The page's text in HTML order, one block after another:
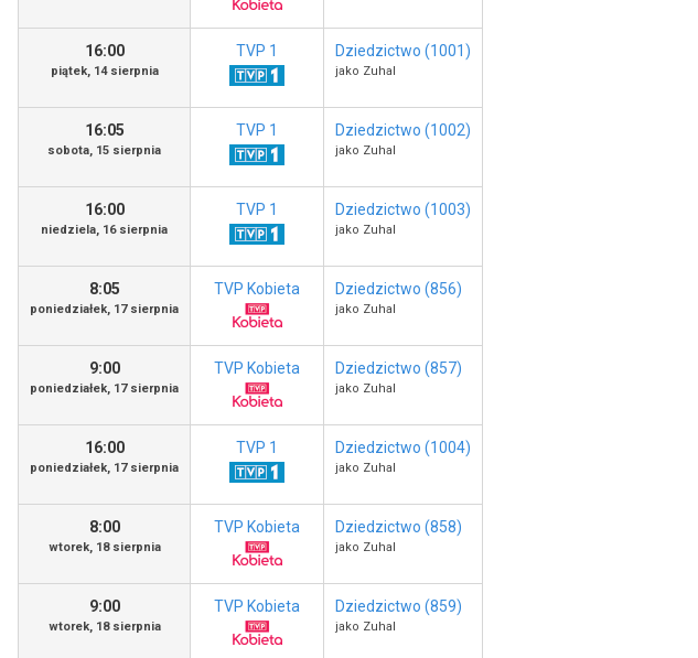
16:00
piątek, 14 sierpnia
TVP 1 Dziedzictwo (1001)
jako Zuhal
16:05
sobota, 15 sierpnia
TVP 1 Dziedzictwo (1002)
jako Zuhal
16:00
niedziela, 16 sierpnia
TVP 1 Dziedzictwo (1003)
jako Zuhal
8:05
poniedziałek, 17 sierpnia
TVP Kobieta Dziedzictwo (856)
jako Zuhal
9:00
poniedziałek, 17 sierpnia
TVP Kobieta Dziedzictwo (857)
jako Zuhal
16:00
poniedziałek, 17 sierpnia
TVP 1 Dziedzictwo (1004)
jako Zuhal
8:00
wtorek, 18 sierpnia
TVP Kobieta Dziedzictwo (858)
jako Zuhal
9:00
wtorek, 18 sierpnia
TVP Kobieta Dziedzictwo (859)
jako Zuhal